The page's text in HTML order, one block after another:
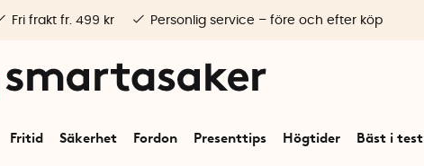
Fritid Säkerhet Fordon Presenttips Högtider Bäst i test
Fri frakt fr. 499 kr Personlig service – före och efter köp